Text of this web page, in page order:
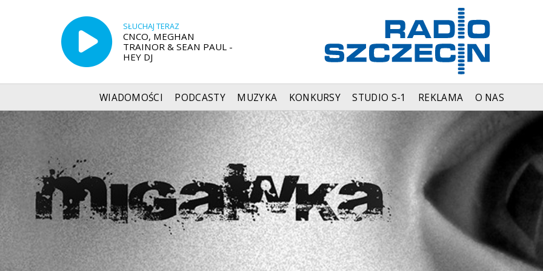
SŁUCHAJ TERAZ
CNCO, MEGHAN
TRAINOR & SEAN PAUL -
HEY DJ
WIADOMOŚCI PODCASTY MUZYKA KONKURSY STUDIO S-1 REKLAMA O NAS